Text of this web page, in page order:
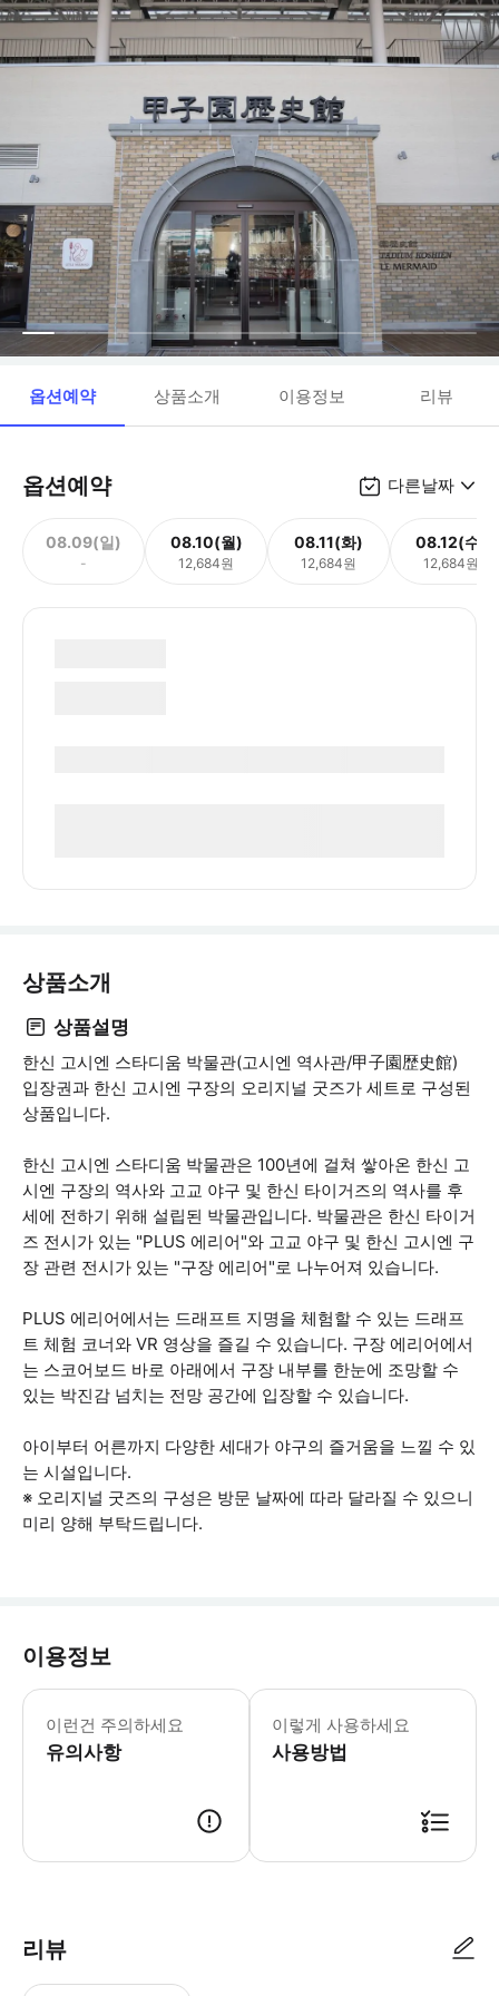
옵션예약 상품소개 이용정보 리뷰
옵션예약 다른날짜
08.09(일)
-
08.10(월)
12,684원
08.11(화)
12,684원
08.12(수)
12,684원
상품소개
상품설명
한신 고시엔 스타디움 박물관(고시엔 역사관/甲子園歴史館)
입장권과 한신 고시엔 구장의 오리지널 굿즈가 세트로 구성된
상품입니다.
한신 고시엔 스타디움 박물관은 100년에 걸쳐 쌓아온 한신 고
시엔 구장의 역사와 고교 야구 및 한신 타이거즈의 역사를 후
세에 전하기 위해 설립된 박물관입니다. 박물관은 한신 타이거
즈 전시가 있는 "PLUS 에리어"와 고교 야구 및 한신 고시엔 구
장 관련 전시가 있는 "구장 에리어"로 나누어져 있습니다.
PLUS 에리어에서는 드래프트 지명을 체험할 수 있는 드래프
트 체험 코너와 VR 영상을 즐길 수 있습니다. 구장 에리어에서
는 스코어보드 바로 아래에서 구장 내부를 한눈에 조망할 수
있는 박진감 넘치는 전망 공간에 입장할 수 있습니다.
아이부터 어른까지 다양한 세대가 야구의 즐거움을 느낄 수 있
는 시설입니다.
※ 오리지널 굿즈의 구성은 방문 날짜에 따라 달라질 수 있으니
미리 양해 부탁드립니다.
이용정보
이런건 주의하세요
유의사항
외국 국적(일본 제외) 여권 소지자에
이렇게 사용하세요
사용방법
리뷰